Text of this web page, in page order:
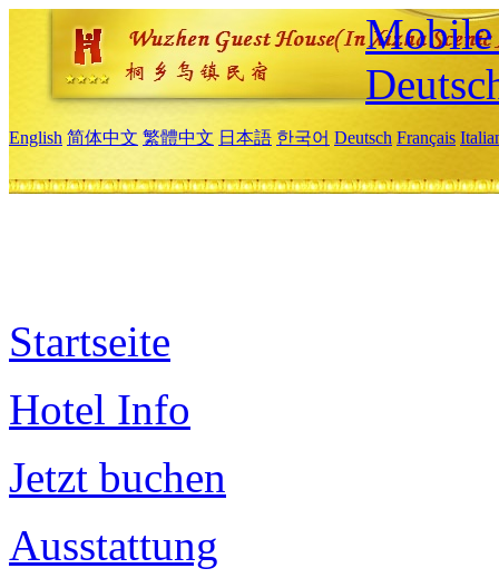
Mobile
English 简体中文 繁體中文 日本語 한국어 Deutsch Français
Startseite
Hotel Info
Jetzt buchen
Ausstattung